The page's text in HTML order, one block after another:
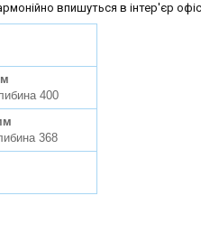
впишуться в інтер'єр
400
368